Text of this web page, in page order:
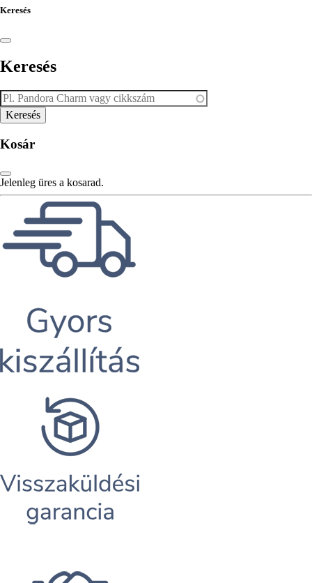
Keresés
Keresés
Kosár
Jelenleg üres a kosarad.